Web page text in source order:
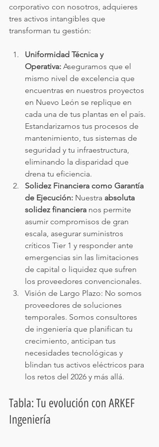
corporativo con nosotros, adquieres
tres activos intangibles que
transforman tu gestión:
Uniformidad Técnica y
Operativa: Aseguramos que el
mismo nivel de excelencia que
encuentras en nuestros proyectos
en Nuevo León se replique en
cada una de tus plantas en el país.
Estandarizamos tus procesos de
mantenimiento, tus sistemas de
seguridad y tu infraestructura,
eliminando la disparidad que
drena tu eficiencia.
Solidez Financiera como Garantía
de Ejecución: Nuestra absoluta
solidez financiera nos permite
asumir compromisos de gran
escala, asegurar suministros
críticos Tier 1 y responder ante
emergencias sin las limitaciones
de capital o liquidez que sufren
los proveedores convencionales.
Visión de Largo Plazo: No somos
proveedores de soluciones
temporales. Somos consultores
de ingeniería que planifican tu
crecimiento, anticipan tus
necesidades tecnológicas y
blindan tus activos eléctricos para
los retos del 2026 y más allá.
Tabla: Tu evolución con ARKEF
Ingeniería